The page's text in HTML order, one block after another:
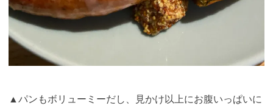
▲パンもボリューミーだし、見かけ以上にお腹いっぱいに